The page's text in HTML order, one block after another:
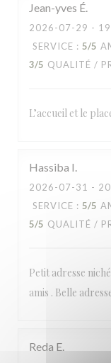
Jean-yves É
2026-07-29 -
SERVICE : 5/5
3/5 QUALITÉ /
L’accueil et le
Hassiba I
2026-07-31 -
SERVICE : 5/5
5/5 QUALITÉ /
Petit adresse
amis . Belle
Reda E